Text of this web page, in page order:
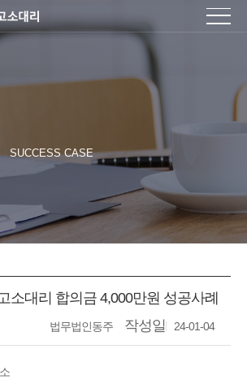
SUCCESS CASE
소대리 합의금 4,000만원 성공사례
법무법인동주 작성일 24-01-04